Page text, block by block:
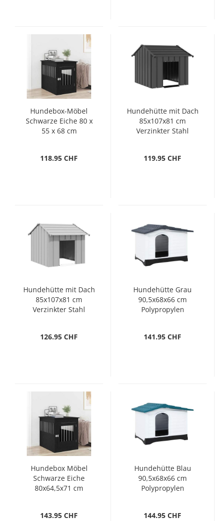
Hundebox-Möbel
Schwarze Eiche 80 x
55 x 68 cm
118.95 CHF
Hundehütte mit Dach
85x107x81 cm
Verzinkter Stahl
119.95 CHF
Hundehütte mit Dach
85x107x81 cm
Verzinkter Stahl
126.95 CHF
Hundehütte Grau
90,5x68x66 cm
Polypropylen
141.95 CHF
Hundebox Möbel
Schwarze Eiche
80x64,5x71 cm
143.95 CHF
Hundehütte Blau
90,5x68x66 cm
Polypropylen
144.95 CHF